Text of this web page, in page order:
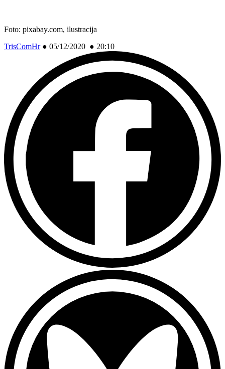
Foto: pixabay.com, ilustracija
TrisComHr● 05/12/2020 ● 20:10